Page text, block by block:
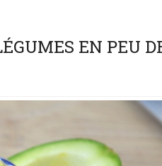
EN PEU